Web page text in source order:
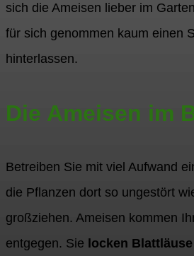
sich die Ameisen lieber im
für sich genommen kaum einen
hinterlassen.
Die Ameisen im
Betreiben Sie mit viel Aufwand
die Pflanzen dort so ungestört
großziehen. Ameisen kommen
entgegen. Sie locken